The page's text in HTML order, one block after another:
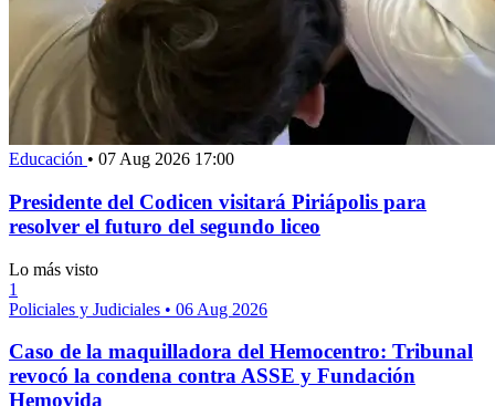
Educación • 07 Aug 2026 17:00
Presidente del Codicen visitará Piriápolis para
resolver el futuro del segundo liceo
Lo más visto
1
Policiales y Judiciales • 06 Aug 2026
Caso de la maquilladora del Hemocentro: Tribunal
revocó la condena contra ASSE y Fundación
Hemovida